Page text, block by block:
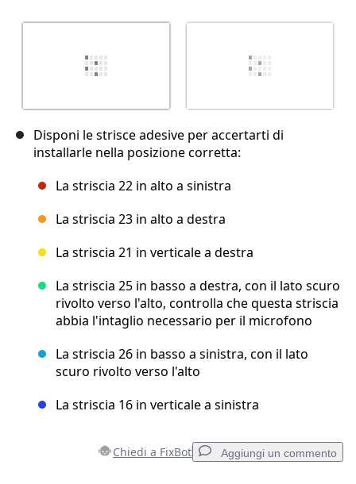
Disponi le strisce adesive per accertarti di
installarle nella posizione corretta:
La striscia 22 in alto a sinistra
La striscia 23 in alto a destra
La striscia 21 in verticale a destra
La striscia 25 in basso a destra, con il lato scuro
rivolto verso l'alto, controlla che questa striscia
abbia l'intaglio necessario per il microfono
La striscia 26 in basso a sinistra, con il lato
scuro rivolto verso l'alto
La striscia 16 in verticale a sinistra
Chiedi a FixBot Aggiungi un commento